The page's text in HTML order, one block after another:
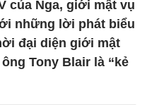
của Nga, giới mật vụ
những lời phát biểu
đại diện giới mật
Tony Blair là “kẻ